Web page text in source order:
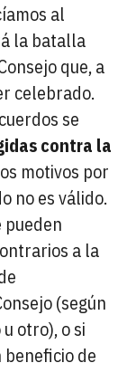
al
la batalla
que, a
celebrado.
se
contra la
motivos por
no es válido.
pueden
a la
(según
otro), o si
de